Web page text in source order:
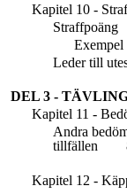
Kapitel 10 -
Leder till
DEL 3 -
Kapitel 11 -
Andra
tillfällen
Kapitel 12 -